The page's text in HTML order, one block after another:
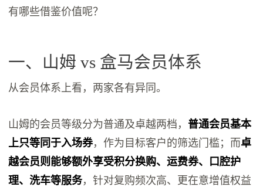
有哪些借鉴价值呢？
一、山姆 vs 盒马会员体系
从会员体系上看，两家各有异同。
山姆的会员等级分为普通及卓越两档， 普通会员基本
上只等同于入场券，作为目标客户的筛选门槛；而卓
越会员则能够额外享受积分换购、运费券、口腔护
理、洗车等服务，针对复购频次高、更在意增值权益